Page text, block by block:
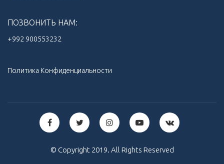
ПОЗВОНИТЬ НАМ:
+992 900553232‬
Политика Конфиденциальности
© Copyright 2019. All Rights Reserved